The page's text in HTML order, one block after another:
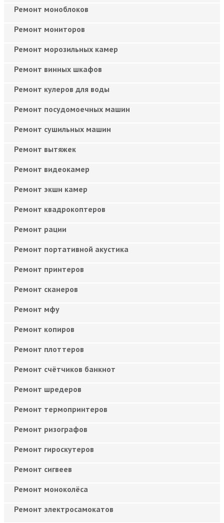
Ремонт моноблоков
Ремонт мониторов
Ремонт морозильных камер
Ремонт винных шкафов
Ремонт кулеров для воды
Ремонт посудомоечных машин
Ремонт сушильных машин
Ремонт вытяжек
Ремонт видеокамер
Ремонт экшн камер
Ремонт квадрокоптеров
Ремонт рации
Ремонт портативной акустика
Ремонт принтеров
Ремонт сканеров
Ремонт мфу
Ремонт копиров
Ремонт плоттеров
Ремонт счётчиков банкнот
Ремонт шредеров
Ремонт термопринтеров
Ремонт ризографов
Ремонт гироскутеров
Ремонт сигвеев
Ремонт моноколёса
Ремонт электросамокатов